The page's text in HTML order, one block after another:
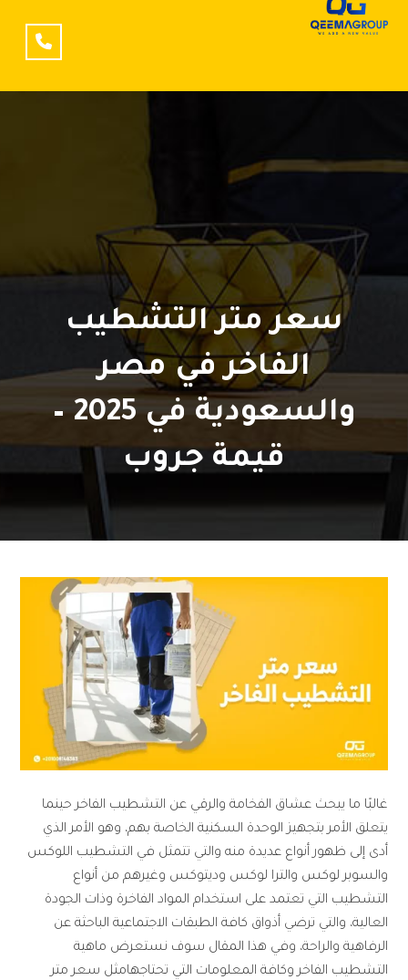
سعر متر التشطيب
الفاخر في مصر
والسعودية في 2025 –
قيمة جروب
غالبًا ما يبحث عشاق الفخامة والرقي عن التشطيب الفاخر حينما
يتعلق الأمر بتجهيز الوحدة السكنية الخاصة بهم، وهو الأمر الذي
أدى إلى ظهور أنواع عديدة منه والتي تتمثل في التشطيب اللوكس
والسوبر لوكس والترا لوكس وديتوكس وغيرهم من أنواع
التشطيب التي تعتمد على استخدام المواد الفاخرة وذات الجودة
العالية، والتي ترضي أذواق كافة الطبقات الاجتماعية الباحثة عن
الرفاهية والراحة، وفي هذا المقال سوف نستعرض ماهية
التشطيب الفاخر وكافة المعلومات التي تحتاجهامثل سعر متر